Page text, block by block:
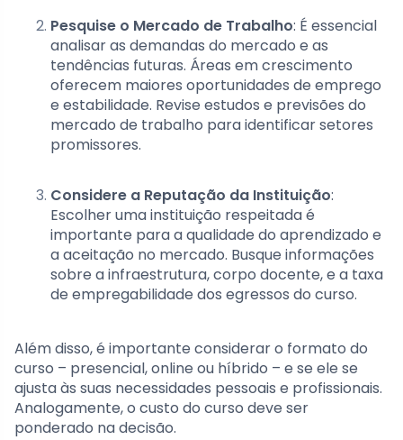
Pesquise o Mercado de Trabalho: É essencial
analisar as demandas do mercado e as
tendências futuras. Áreas em crescimento
oferecem maiores oportunidades de emprego
e estabilidade. Revise estudos e previsões do
mercado de trabalho para identificar setores
promissores.
Considere a Reputação da Instituição:
Escolher uma instituição respeitada é
importante para a qualidade do aprendizado e
a aceitação no mercado. Busque informações
sobre a infraestrutura, corpo docente, e a taxa
de empregabilidade dos egressos do curso.
Além disso, é importante considerar o formato do
curso – presencial, online ou híbrido – e se ele se
ajusta às suas necessidades pessoais e profissionais.
Analogamente, o custo do curso deve ser
ponderado na decisão.